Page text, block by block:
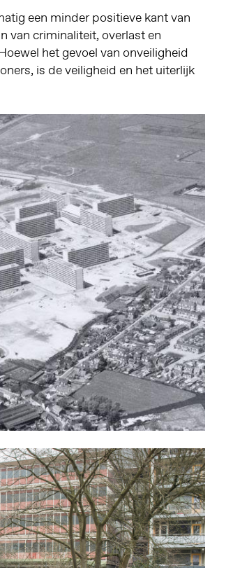
een minder positieve kant van
van criminaliteit, overlast en
het gevoel van onveiligheid
is de veiligheid en het uiterlijk